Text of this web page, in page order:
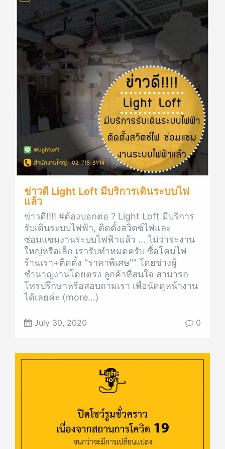
ข่าวดี Light Loft มีบริการเดินระบบไฟ
แล้ว
ข่าวดี!!!! #ต้องบอกต่อ ? Light Loft มีบริการ
รับเดินระบบไฟฟ้า, ติดตั้งสวิตซ์ไฟและ
ซ่อมแซมงานระบบไฟฟ้าแล้ว … ไม่ว่าจะงาน
ใหญ่หรือเล็ก เรารับทำหมดครับ ซื้อโคมไฟ
ร้านเรา+ติดตั้ง "ราคาพิเศษ"" โดยช่างผู้
ชำนาญงานโดยตรง ลูกค้าที่สนใจ สามารถ
โทรปรึกษาหรือสอบถามเรา เพื่อนัดดูหน้างาน
ได้เลยค่ะ (more…)
July 30, 2020 0